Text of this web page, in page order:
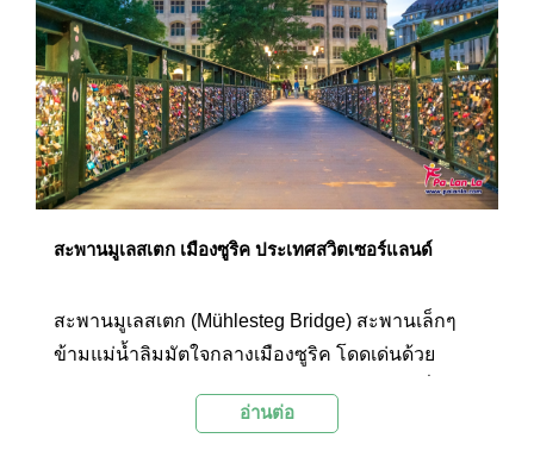
ดึงดูดให้ใครต่อใครอยากเดินทางมาเยือนสักครั้ง
สะพานมูเลสเตก เมืองซูริค ประเทศสวิตเซอร์แลนด์
สะพานมูเลสเตก (Mühlesteg Bridge) สะพานเล็กๆ
ข้ามแม่น้ำลิมมัตใจกลางเมืองซูริค โดดเด่นด้วย
นำมาคล้องไว้เพื่อเป็นสัญญารัก
อ่านต่อ